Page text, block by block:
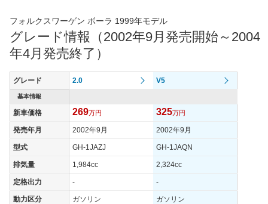
フォルクスワーゲン ボーラ 1999年モデル
グレード情報（2002年9月発売開始～2004
年4月発売終了）
グレード 2.0 V5
基本情報
新車価格 269万円 325万円
発売年月 2002年9月 2002年9月
型式 GH-1JAZJ GH-1JAQN
排気量 1,984cc 2,324cc
定格出力 - -
動力区分 ガソリン ガソリン